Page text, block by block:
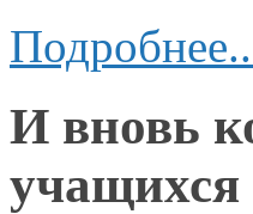
И вновь
учащихся